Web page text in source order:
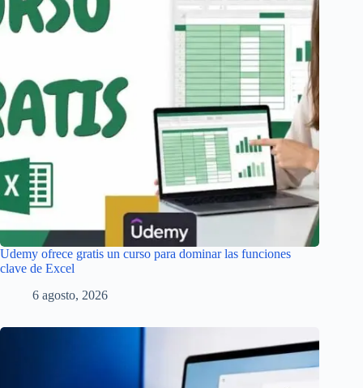
Udemy ofrece gratis un curso para dominar las funciones
clave de Excel
6 agosto, 2026